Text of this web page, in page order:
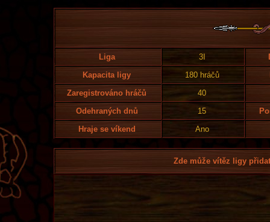
Liga 3I
Kapacita ligy
180 hráčů
Zaregistrováno hráčů
40
Odehraných dnů
15
Hraje se víkend
Ano
Zde může vítěz ligy